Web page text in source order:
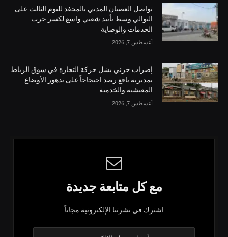
تواصل العصيان المدني بالمحفد لليوم الثالث على
التوالي وسط تأييد شعبي واسع لكسر حرب
الخدمات والوصاية
أغسطس 7, 2026
إضراب جزئي يشل حركة التجارة في سوق الرباط
بمديرية يافع رصد احتجاجاً على تدهور الأوضاع
المعيشية والخدمية
أغسطس 7, 2026
مع كل متابعة جديدة
اشترك في نشرتنا الإلكترونية مجاناً